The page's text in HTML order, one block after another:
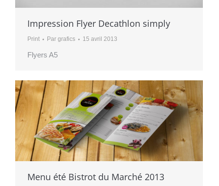
Impression Flyer Decathlon simply
Print Pargrafics 15 avril 2013
Flyers A5
Menu été Bistrot du Marché 2013